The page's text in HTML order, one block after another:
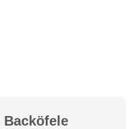
Backöfele